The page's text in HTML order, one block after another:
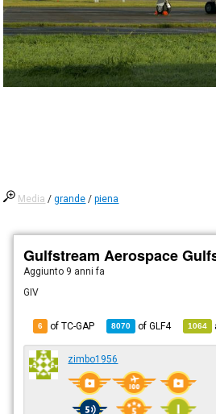
Media /grande /piena
Gulfstream Aerospace
Aggiunto 9 anni fa
GIV
6 of TC-GAP 8070 ofGLF4 1064
zimbo1956